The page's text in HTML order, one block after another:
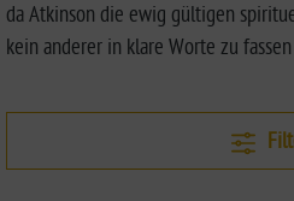
da Atkinson die ewig gültigen
kein anderer in klare Worte zu